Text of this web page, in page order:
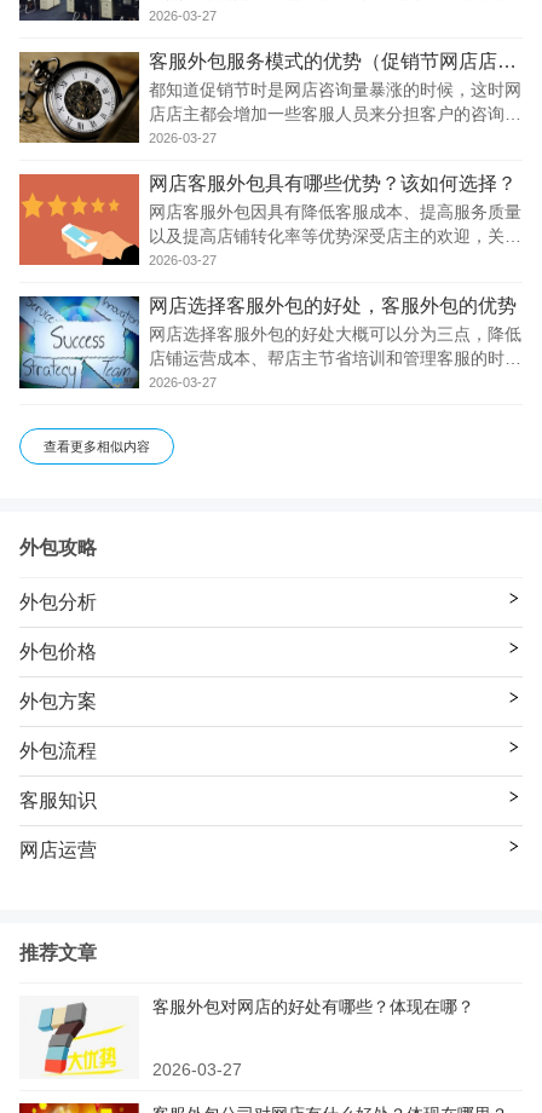
同网店不同时期的需求;用工风险管理;减低网店的
2026-03-27
客服外包服务模式的优势（促销节网店店主选择客服外包服务模式的优势和弊端）
都知道促销节时是网店咨询量暴涨的时候，这时网
店店主都会增加一些客服人员来分担客户的咨询，
有些网店店主为了省事会选择客服外包服务模式，
服外包服务模式的优势和弊端。
2026-03-27
网店客服外包具有哪些优势？该如何选择？
网店客服外包因具有降低客服成本、提高服务质量
以及提高店铺转化率等优势深受店主的欢迎，关于
网店客服外包的选择主要从外包公司的资质，外包
2026-03-27
网店选择客服外包的好处，客服外包的优势
网店选择客服外包的好处大概可以分为三点，降低
店铺运营成本、帮店主节省培训和管理客服的时间
和为网店提供高质量的客服服务。但只有您选择的
2026-03-27
查看更多相似内容
外包攻略
外包分析
外包价格
外包方案
外包流程
客服知识
网店运营
推荐文章
客服外包对网店的好处有哪些？体现在哪？
2026-03-27